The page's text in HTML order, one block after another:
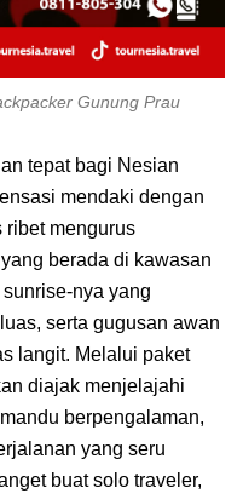
Gunung Prau
tepat bagi Nesian
mendaki dengan
ribet mengurus
berada di kawasan
nya yang
serta gugusan awan
langit. Melalui paket
diajak menjelajahi
berpengalaman,
yang seru
buat solo traveler,